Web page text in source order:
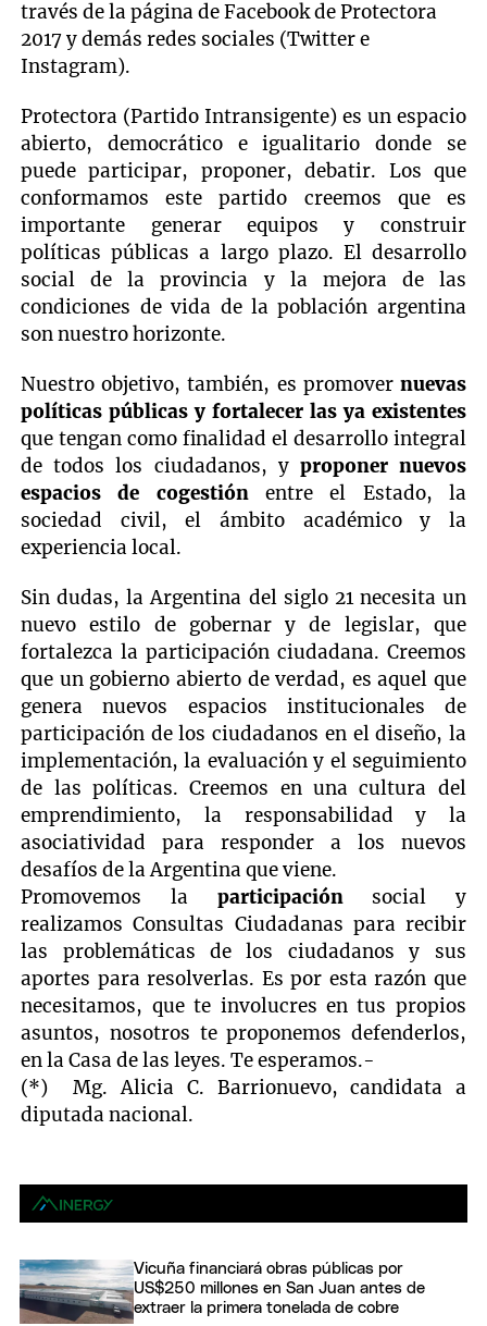
través de la página de Facebook de Protectora
2017 y demás redes sociales (Twitter e
Instagram).
Protectora (Partido Intransigente) es un espacio
abierto, democrático e igualitario donde se
puede participar, proponer, debatir. Los que
conformamos este partido creemos que es
importante generar equipos y construir
políticas públicas a largo plazo. El desarrollo
social de la provincia y la mejora de las
condiciones de vida de la población argentina
son nuestro horizonte.
Nuestro objetivo, también, es promovernuevas
políticas públicas y fortalecer las ya existentes
que tengan como finalidad el desarrollo integral
de todos los ciudadanos, y proponer nuevos
espacios de cogestiónentre el Estado, la
sociedad civil, el ámbito académico y la
experiencia local.
Sin dudas, la Argentina del siglo 21 necesita un
nuevo estilo de gobernar y de legislar, que
fortalezca la participación ciudadana. Creemos
que un gobierno abierto de verdad, es aquel que
genera nuevos espacios institucionales de
participación de los ciudadanos en el diseño, la
implementación, la evaluación y el seguimiento
de las políticas. Creemos en una cultura del
emprendimiento, la responsabilidad y la
asociatividad para responder a los nuevos
desafíos de la Argentina que viene.
Promovemos la participación social y
realizamos Consultas Ciudadanas para recibir
las problemáticas de los ciudadanos y sus
aportes para resolverlas. Es por esta razón que
necesitamos, que te involucres en tus propios
asuntos, nosotros te proponemos defenderlos,
en la Casa de las leyes. Te esperamos.-
(*) Mg. Alicia C. Barrionuevo, candidata a
diputada nacional.
Vicuña financiará obras públicas por
US$250 millones en San Juan antes de
extraer la primera tonelada de cobre